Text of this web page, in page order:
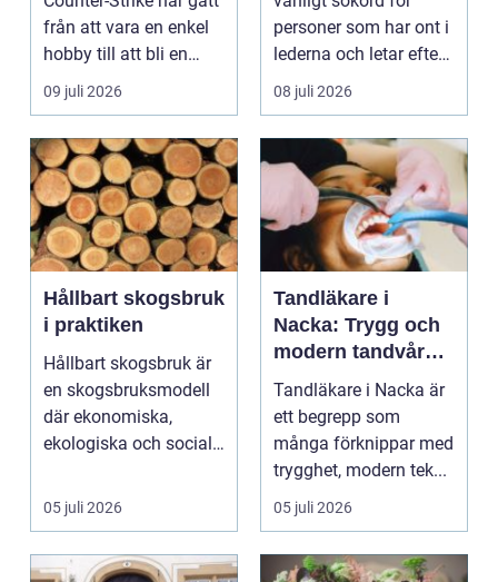
från att vara en enkel
hobby till att bli en
egen liten ...
09 juli 2026
personer som har ont i
lederna och letar efter
hjälp i huv...
08 juli 2026
Hållbart skogsbruk
i praktiken
Hållbart skogsbruk är
en skogsbruksmodell
där ekonomiska,
ekologiska och sociala
...
05 juli 2026
Tandläkare i
Nacka: Trygg och
modern tandvård
nära dig
Tandläkare i Nacka är
ett begrepp som
många förknippar med
trygghet, modern tek...
05 juli 2026